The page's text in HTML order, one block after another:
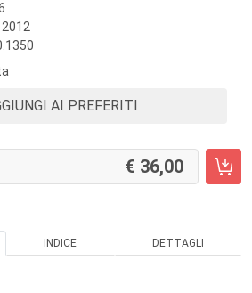
AI PREFERITI
36,00
INDICE DETTAGLI